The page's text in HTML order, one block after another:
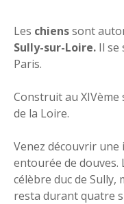
Les chienssont
Sully-sur-Loire. Il se
Paris.
Construit au XIVème
de la Loire.
Venez découvrir
entourée de douves.
célèbre duc de Sully,
resta durant quatre